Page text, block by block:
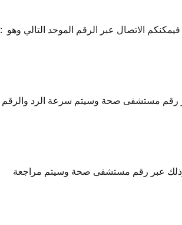
الاتصال عبر الرقم الموحد التالي وهو :
رقم مستشفى صحة وسيتم سرعة الرد والرقم
عبر رقم مستشفى صحة وسيتم مراجعة